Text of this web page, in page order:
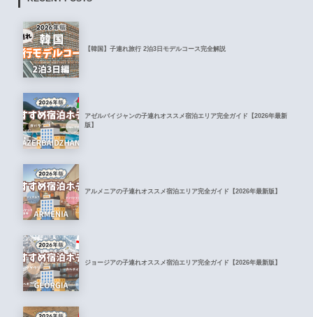
【韓国】子連れ旅行 2泊3日モデルコース完全解説
アゼルバイジャンの子連れオススメ宿泊エリア完全ガイド【2026年最新
版】
アルメニアの子連れオススメ宿泊エリア完全ガイド【2026年最新版】
ジョージアの子連れオススメ宿泊エリア完全ガイド【2026年最新版】